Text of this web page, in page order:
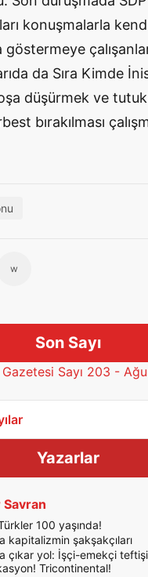
konuşmalarla
göstermeye
da Sıra Kimde
düşürmek ve
bırakılması
w
Son Sayı
Yazarlar
100 yaşında!
kapitalizmin şakşakçıları
çıkar yol: İşçi-emekçi
Tricontinental!